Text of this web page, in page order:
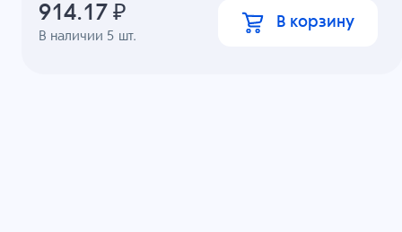
В наличии 5 шт.
914.17 ₽ В корзину